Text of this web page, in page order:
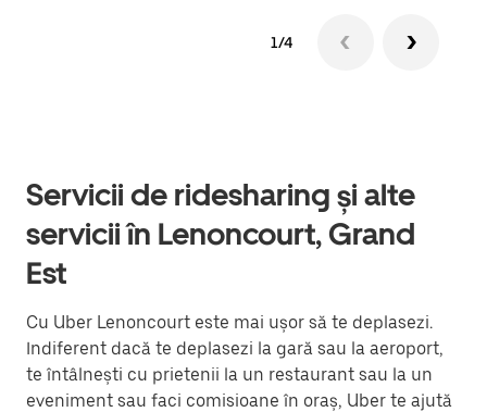
1/4
Servicii de ridesharing și alte
servicii în Lenoncourt, Grand
Est
Cu Uber Lenoncourt este mai ușor să te deplasezi.
Indiferent dacă te deplasezi la gară sau la aeroport,
te întâlnești cu prietenii la un restaurant sau la un
eveniment sau faci comisioane în oraș, Uber te ajută